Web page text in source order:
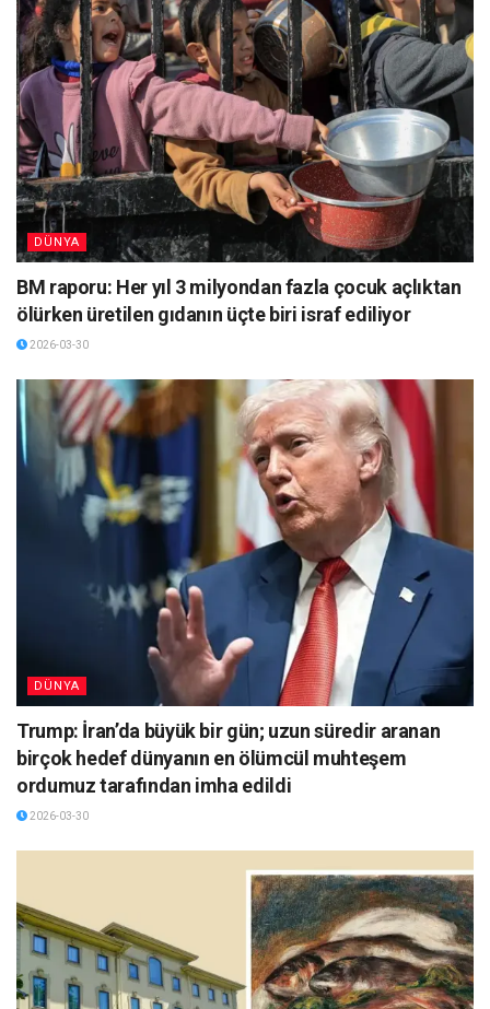
DÜNYA
BM raporu: Her yıl 3 milyondan fazla çocuk açlıktan
ölürken üretilen gıdanın üçte biri israf ediliyor
2026-03-30
DÜNYA
Trump: İran’da büyük bir gün; uzun süredir aranan
birçok hedef dünyanın en ölümcül muhteşem
ordumuz tarafından imha edildi
2026-03-30